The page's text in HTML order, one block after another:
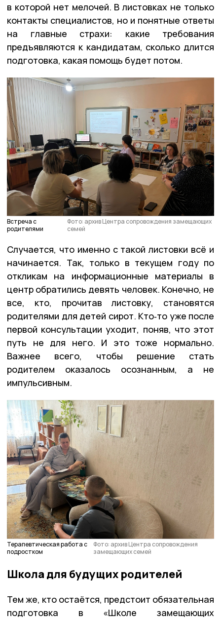
в которой нет мелочей. В листовках не только
контакты специалистов, но и понятные ответы
на главные страхи: какие требования
предъявляются к кандидатам, сколько длится
подготовка, какая помощь будет потом.
Встреча с
родителями
Фото: архив Центра сопровождения замещающих
семей
Случается, что именно с такой листовки всё и
начинается. Так, только в текущем году по
откликам на информационные материалы в
центр обратились девять человек. Конечно, не
все, кто, прочитав листовку, становятся
родителями для детей сирот. Кто‑то уже после
первой консультации уходит, поняв, что этот
путь не для него. И это тоже нормально.
Важнее всего, чтобы решение стать
родителем оказалось осознанным, а не
импульсивным.
Терапевтическая работа с
подростком
Фото: архив Центра сопровождения
замещающих семей
Школа для будущих родителей
Тем же, кто остаётся, предстоит обязательная
подготовка в «Школе замещающих